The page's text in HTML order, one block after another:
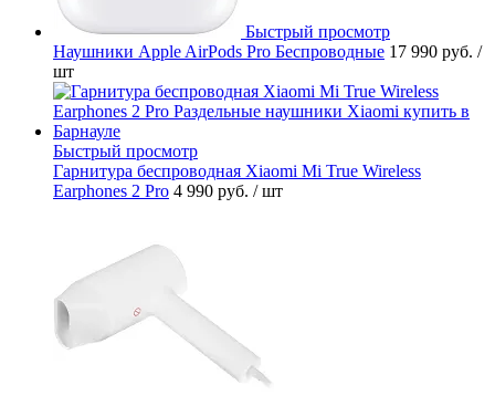
Быстрый просмотр
Наушники Apple AirPods Pro Беспроводные 17 990 руб. /
шт
Быстрый просмотр
Гарнитура беспроводная Xiaomi Mi True Wireless
Earphones 2 Pro 4 990 руб. / шт